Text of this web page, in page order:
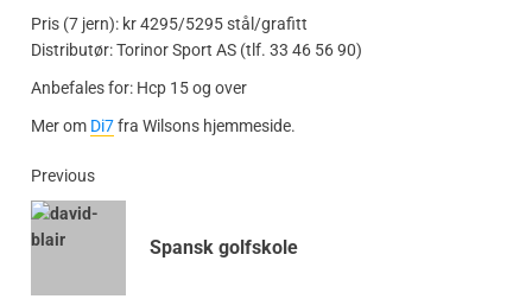
Pris (7 jern): kr 4295/5295 stål/grafitt
Distributør: Torinor Sport AS (tlf. 33 46 56 90)
Anbefales for: Hcp 15 og over
Mer om Di7fra Wilsons hjemmeside.
Previous
Spansk golfskole